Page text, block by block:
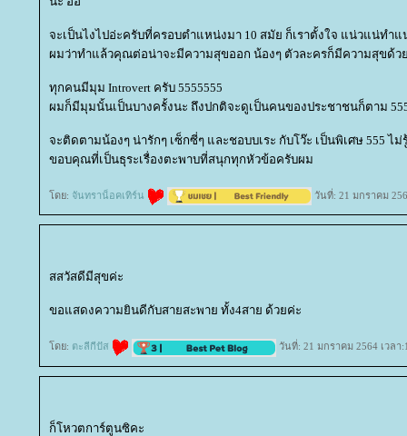
จะเป็นไงไปอ่ะครับที่ครอบตำแหน่งมา 10 สมัย ก็เราตั้งใจ แน่วแน่ท
ผมว่าทำแล้วคุณต่อน่าจะมีความสุขออก น้องๆ ตัวละครก็มีความสุขด้ว
ทุกคนมีมุม Introvert ครับ 5555555
ผมก็มีมุมนั้นเป็นบางครั้งนะ ถึงปกติจะดูเป็นคนของประชาชนก็ตาม
จะติดตามน้องๆ น่ารักๆ เซ็กซี่ๆ และชอบบเระ กับโว๊ะ เป็นพิเศษ 555 ไ
ขอบคุณที่เป็นธุระเรื่องตะพาบที่สนุกทุกหัวข้อครับผม
ดย: จันทราน็อคเทิร์น วันที่: 21 มกราคม
สสวัสดีมีสุขค่ะ
ขอแสดงความยินดีกับสายสะพาย ทั้ง4สาย ด้วยค่ะ
ดย: ตะลีกีปัส วันที่: 21 มกราคม 2564 เวลา
ก็โหวตการ์ตูนซิคะ